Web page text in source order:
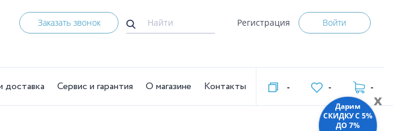
Заказать звонок Регистрация Войти
доставка Сервис и гарантия О магазине Контакты - - -
x
Дарим
СКИДКУ C 5%
ДО 7%